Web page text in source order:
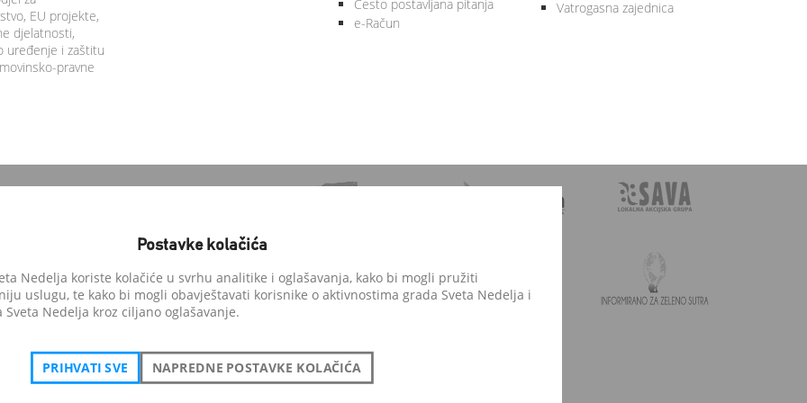
EU projekte,
djelatnosti,
uređenje i zaštitu
pravne
Često postavljana pitanja
e-Račun
Vatrogasna zajednica
pohvale građana
Postavke kolačića
Nedelja koriste kolačiće u svrhu analitike i oglašavanja, kako bi mogli pružiti
uslugu, te kako bi mogli obavještavati korisnike o aktivnostima grada Sveta Nedelja i
Nedelja kroz ciljano oglašavanje.
PRIHVATI SVE NAPREDNE POSTAVKE KOLAČIĆA